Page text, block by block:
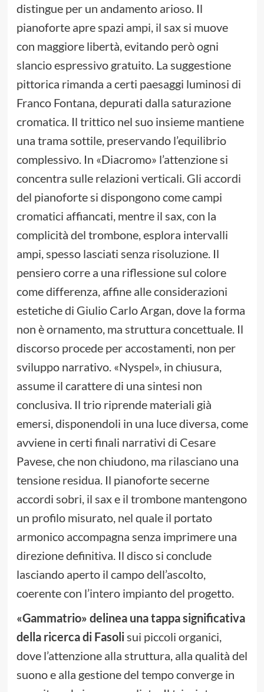
distingue per un andamento arioso. Il
pianoforte apre spazi ampi, il sax si muove
con maggiore libertà, evitando però ogni
slancio espressivo gratuito. La suggestione
pittorica rimanda a certi paesaggi luminosi di
Franco Fontana, depurati dalla saturazione
cromatica. Il trittico nel suo insieme mantiene
una trama sottile, preservando l’equilibrio
complessivo. In «Diacromo» l’attenzione si
concentra sulle relazioni verticali. Gli accordi
del pianoforte si dispongono come campi
cromatici affiancati, mentre il sax, con la
complicità del trombone, esplora intervalli
ampi, spesso lasciati senza risoluzione. Il
pensiero corre a una riflessione sul colore
come differenza, affine alle considerazioni
estetiche di Giulio Carlo Argan, dove la forma
non è ornamento, ma struttura concettuale. Il
discorso procede per accostamenti, non per
sviluppo narrativo. «Nyspel», in chiusura,
assume il carattere di una sintesi non
conclusiva. Il trio riprende materiali già
emersi, disponendoli in una luce diversa, come
avviene in certi finali narrativi di Cesare
Pavese, che non chiudono, ma rilasciano una
tensione residua. Il pianoforte secerne
accordi sobri, il sax e il trombone mantengono
un profilo misurato, nel quale il portato
armonico accompagna senza imprimere una
direzione definitiva. Il disco si conclude
lasciando aperto il campo dell’ascolto,
coerente con l’intero impianto del progetto.
«Gammatrio» delinea una tappa significativa
della ricerca di Fasolisui piccoli organici,
dove l’attenzione alla struttura, alla qualità del
suono e alla gestione del tempo converge in